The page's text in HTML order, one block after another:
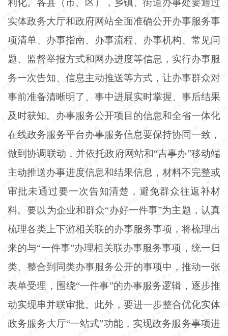
利化。各县（市、区），乡镇、街道办事处要通过
实体政务大厅和政府网站全面准确公开办事服务事
项清单、办事指南、办事流程、办事机构、常见问
题、监督举报方式和网办进度等信息，实行办事服
务一次告知、信息主动推送等方式，让办事群众对
事前准备清晰明了、事中进展实时掌握、事后结果
及时获知。办事服务公开项目的信息和全省一体化
在线政务服务平台办事服务信息要保持协同一致，
做到协调联动，并依托政府网站和“吉事办”移动端
主动推送办事进度信息和结果信息，材料不完整或
审批未通过要一次告知清楚，避免群众往返补材
料。要以为企业和群众“办好一件事”为主题，认真
梳理各类上下游相关联的办事服务事项，将梳理出
来的与“一件事”办理相关联办事服务事项，统一归
类、整合到同类办事服务公开的事项中，推动一张
表单受理，围绕“一件事”的办事服务逻辑，逐步推
动实现串并联审批。此外，要进一步整合优化实体
政务服务大厅“一站式”功能，实现政务服务事项进